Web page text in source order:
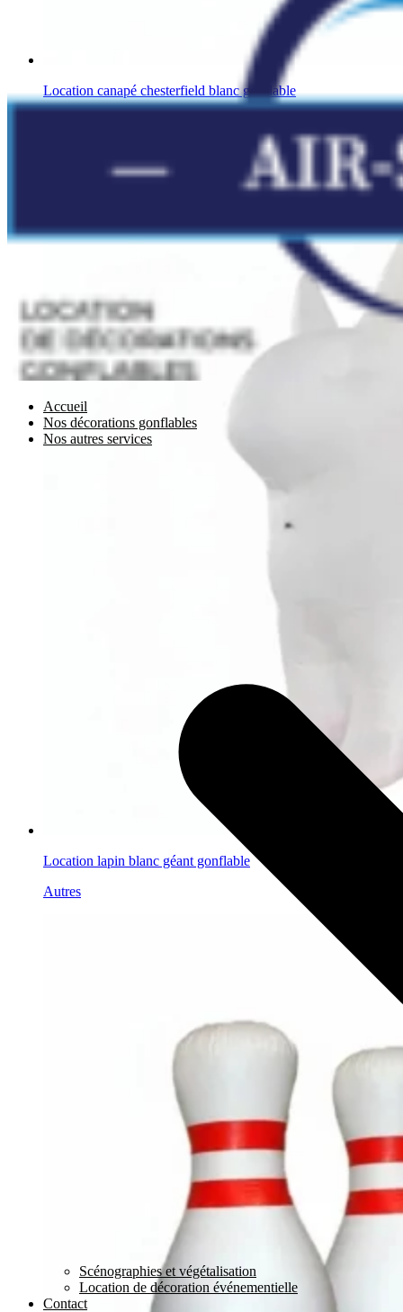
Location canapé chesterfield blanc gonflable
Location lapin blanc géant gonflable
Autres
Accueil
Nos décorations gonflables
Nos autres services
Scénographies et végétalisation
Location de décoration événementielle
Contact